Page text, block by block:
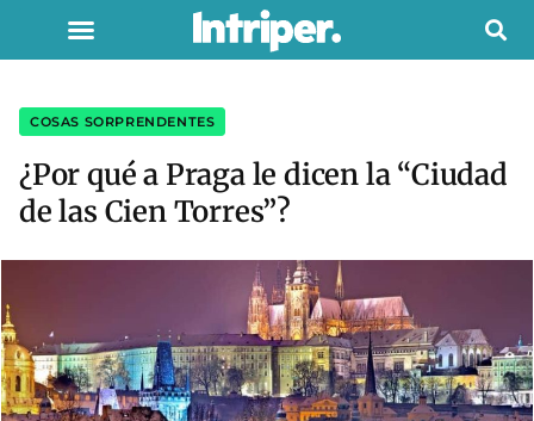
COSAS SORPRENDENTES
¿Por qué a Praga le dicen la “Ciudad
de las Cien Torres”?